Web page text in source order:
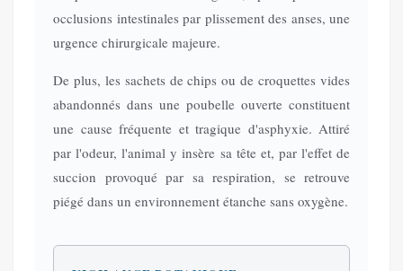
occlusions intestinales par plissement des anses, une
urgence chirurgicale majeure.
De plus, les sachets de chips ou de croquettes vides
abandonnés dans une poubelle ouverte constituent
une cause fréquente et tragique d'asphyxie. Attiré
par l'odeur, l'animal y insère sa tête et, par l'effet de
succion provoqué par sa respiration, se retrouve
piégé dans un environnement étanche sans oxygène.